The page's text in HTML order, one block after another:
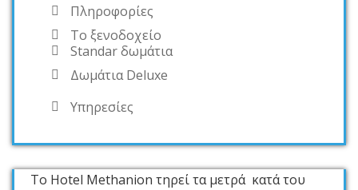
Πληροφορίες
Το ξενοδοχείο
Standar δωμάτια
Δωμάτια Deluxe
Υπηρεσίες
Το Hotel Methanion τηρεί τα μετρά κατά του